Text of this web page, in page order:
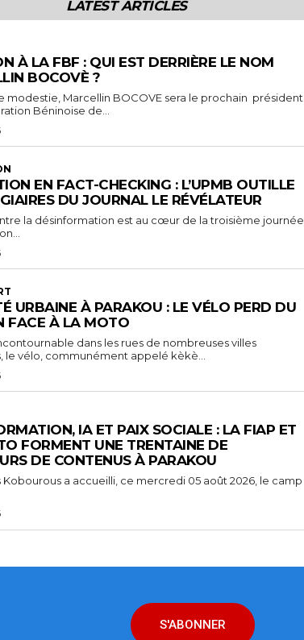
LATEST ARTICLES
À LA FBF : QUI EST DERRIÈRE LE NOM
BOCOVÈ ?
modestie, Marcellin BOCOVE sera le prochain président
Béninoise de...
EN FACT-CHECKING : L’UPMB OUTILLE
DU JOURNAL LE RÉVÉLATEUR
la désinformation est au cœur de la troisième journée
URBAINE À PARAKOU : LE VÉLO PERD DU
FACE À LA MOTO
dans les rues de nombreuses villes
le vélo, communément appelé kèkè...
IA ET PAIX SOCIALE : LA FIAP ET
FORMENT UNE TRENTAINE DE
DE CONTENUS À PARAKOU
Kobourous a accueilli, ce mercredi 05 août 2026, le camp
S'ABONNER